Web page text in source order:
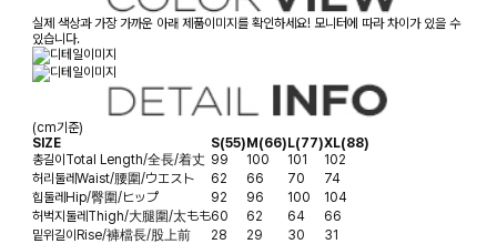
실제 색상과 가장 가까운 아래 제품이미지를 확인하세요! 모니터에 따라 차이가 있을 수
있습니다.
(cm기준)
SIZE
S(55)M(66)L(77)XL(88)
총길이Total Length/全長/着丈 99 100 101
102
허리둘레Waist/腰圍/ウエスト 62 66 70
74
힙둘레Hip/臀圍/ヒップ 92 96 100
104
허벅지둘레Thigh/大腿圍/太もも60 62 64
66
밑위길이Rise/褲檔長/股上前 28 29 30
31